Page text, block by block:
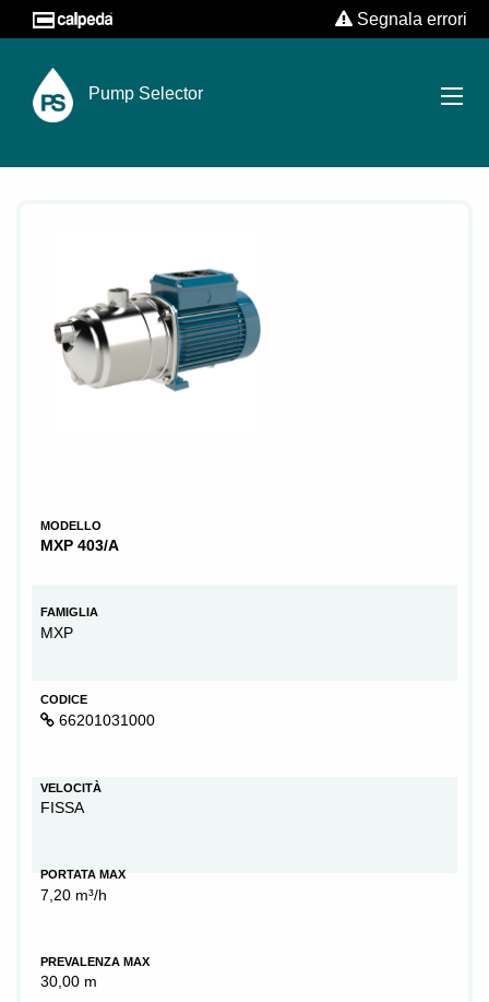
Segnala errori
Pump Selector
MODELLO
MXP 403/A
FAMIGLIA
MXP
CODICE
66201031000
VELOCITÀ
FISSA
PORTATA MAX
7,20 m³/h
PREVALENZA MAX
30,00 m